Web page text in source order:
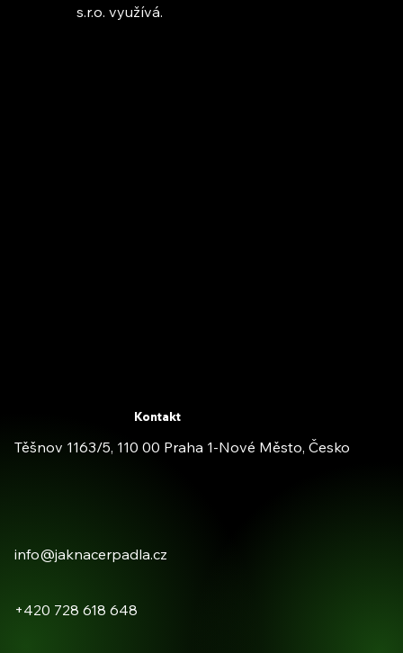
+420 728 618 648
Kontakt
Těšnov 1163/5, 110 00 Praha 1-Nové Město, Česko
info@jaknacerpadla.cz
s.r.o. využívá.